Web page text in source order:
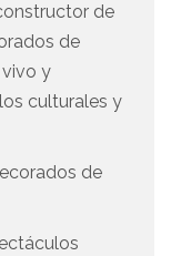
de
de
y
culturales y
de